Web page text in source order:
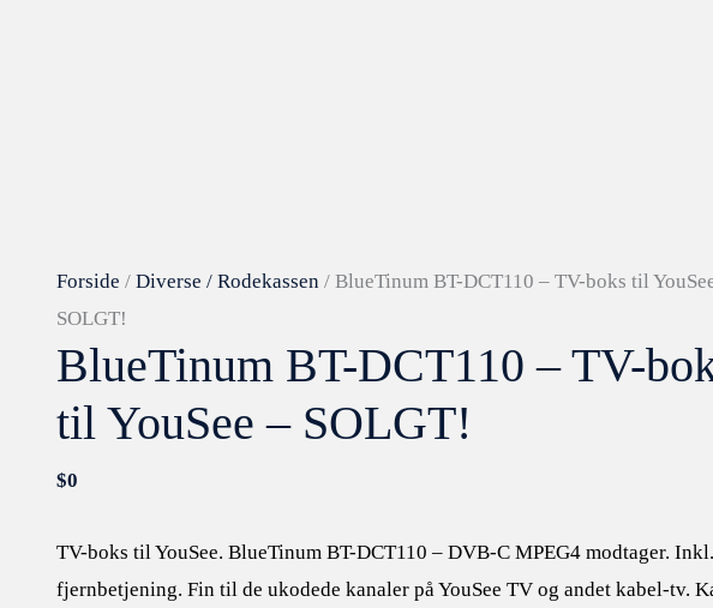
Forside / Diverse / Rodekassen / BlueTinum BT-DCT110 – TV-boks til
SOLGT!
BlueTinum BT-DCT110 – TV-
til YouSee – SOLGT!
$0
TV-boks til YouSee. BlueTinum BT-DCT110 – DVB-C MPEG4 modtager. Inkl.
fjernbetjening. Fin til de ukodede kanaler på YouSee TV og andet kabel-tv.